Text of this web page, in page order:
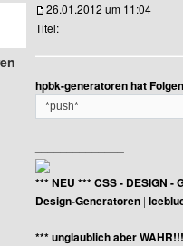
Benutzer-Profile anzeigen
26.01.2012 um 11:04
Titel:
hpbk-generatoren hat
*push*
*** NEU *** CSS - DESIGN -
Design-Generatoren |
*** unglaublich aber